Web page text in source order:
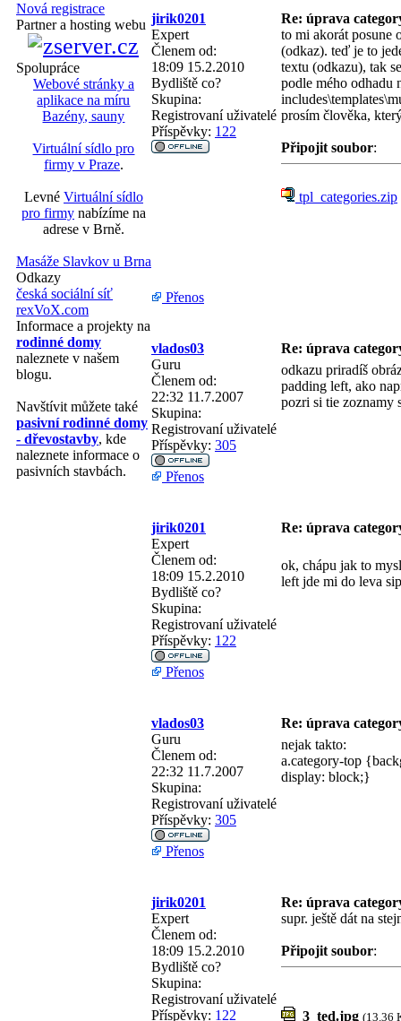
Nová registrace
Partner a hosting webu
Spolupráce
Webové stránky a
aplikace na míru
Bazény, sauny
Virtuální sídlo pro
firmy v Praze.
Levné Virtuální sídlo
pro firmy nabízíme na
adrese v Brně.
Masáže Slavkov u Brna
Odkazy
česká sociální síť
rexVoX.com
Informace a projekty na
rodinné domy
naleznete v našem
blogu.
Navštívit můžete také
pasivní rodinné domy
- dřevostavby, kde
naleznete informace o
pasivních stavbách.
jirik0201
Re: úprava
Expert
Členem od:
18:09 15.2.2010
Bydliště co?
Skupina:
Registrovaní uživatelé
Příspěvky: 122
to mi akorát posune
(odkaz). teď je to
textu (odkazu), tak
podle mého odhadu
prosím člověka,
Připojit soubor:
tpl_categories.zip
Přenos
vlados03
Re: úprava
Guru
Členem od:
22:32 11.7.2007
Skupina:
Registrovaní uživatelé
Příspěvky: 305
odkazu priradíš
padding left, ako
pozri si tie zoznamy
Přenos
jirik0201
Re: úprava
Expert
Členem od:
18:09 15.2.2010
Bydliště co?
Skupina:
Registrovaní uživatelé
Příspěvky: 122
ok, chápu jak to
left jde mi do leva
Přenos
vlados03
Re: úprava
Guru
Členem od:
22:32 11.7.2007
Skupina:
Registrovaní uživatelé
Příspěvky: 305
nejak takto:
a.category-top
display: block;}
Přenos
jirik0201
Re: úprava
Expert
Členem od:
18:09 15.2.2010
Bydliště co?
Skupina:
Registrovaní uživatelé
Příspěvky: 122
supr. ještě dát na
Připojit soubor:
3_ted.jpg (13.36